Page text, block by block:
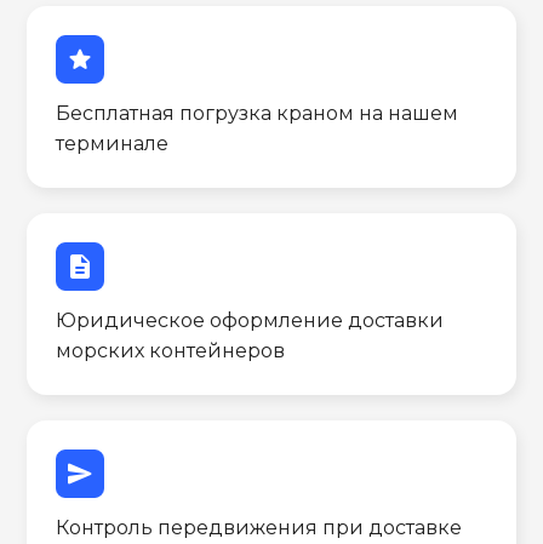
star
Бесплатная погрузка краном на нашем
терминале
description
Юридическое оформление доставки
морских контейнеров
send
Контроль передвижения при доставке